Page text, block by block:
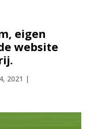
eigen
website
2021 |